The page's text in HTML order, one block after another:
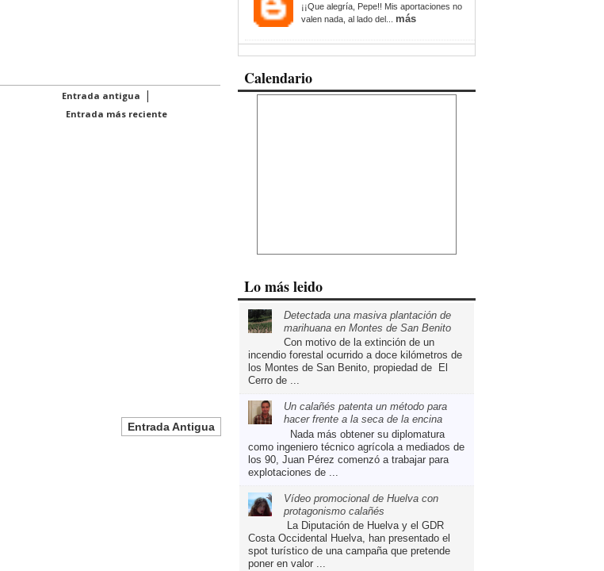
Entrada antigua |
Entrada más reciente
Entrada Antigua
¡¡Que alegría, Pepe!! Mis aportaciones no
valen nada, al lado del... más
Calendario
Lo más leido
Detectada una masiva plantación de
marihuana en Montes de San Benito
Con motivo de la extinción de un
incendio forestal ocurrido a doce kilómetros de
los Montes de San Benito, propiedad de El
Cerro de ...
Un calañés patenta un método para
hacer frente a la seca de la encina
Nada más obtener su diplomatura
como ingeniero técnico agrícola a mediados de
los 90, Juan Pérez comenzó a trabajar para
explotaciones de ...
Vídeo promocional de Huelva con
protagonismo calañés
La Diputación de Huelva y el GDR
Costa Occidental Huelva, han presentado el
spot turístico de una campaña que pretende
poner en valor ...